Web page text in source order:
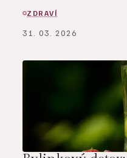
ZDRAVÍ
31. 03. 2026